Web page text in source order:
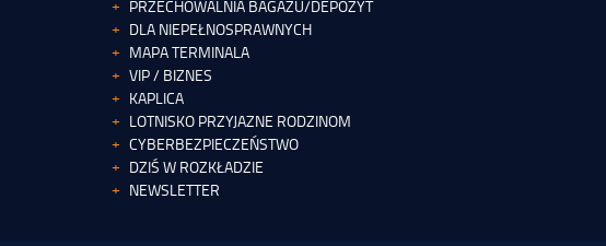
PRZECHOWALNIA BAGAŻU/DEPOZYT
DLA NIEPEŁNOSPRAWNYCH
MAPA TERMINALA
VIP / BIZNES
KAPLICA
LOTNISKO PRZYJAZNE RODZINOM
CYBERBEZPIECZEŃSTWO
DZIŚ W ROZKŁADZIE
NEWSLETTER